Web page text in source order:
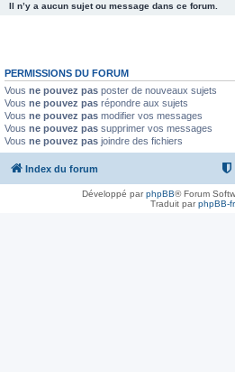
Il n’y a aucun sujet ou message dans ce forum.
PERMISSIONS DU FORUM
Vous ne pouvez pas poster de nouveaux sujets
Vous ne pouvez pas répondre aux sujets
Vous ne pouvez pas modifier vos messages
Vous ne pouvez pas supprimer vos messages
Vous ne pouvez pas joindre des fichiers
Index du forum
Développé parphpBB® Forum
Traduit parphpBB-